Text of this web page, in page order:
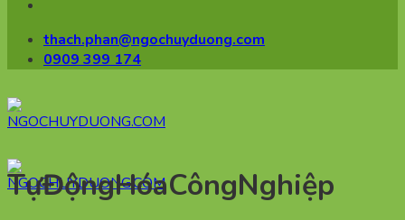
thach.phan@ngochuyduong.com
0909 399 174
TựĐộngHóaCôngNghiệp